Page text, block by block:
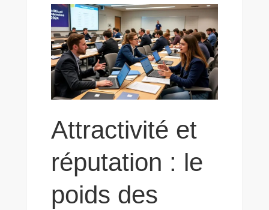
Attractivité et
réputation : le
poids des